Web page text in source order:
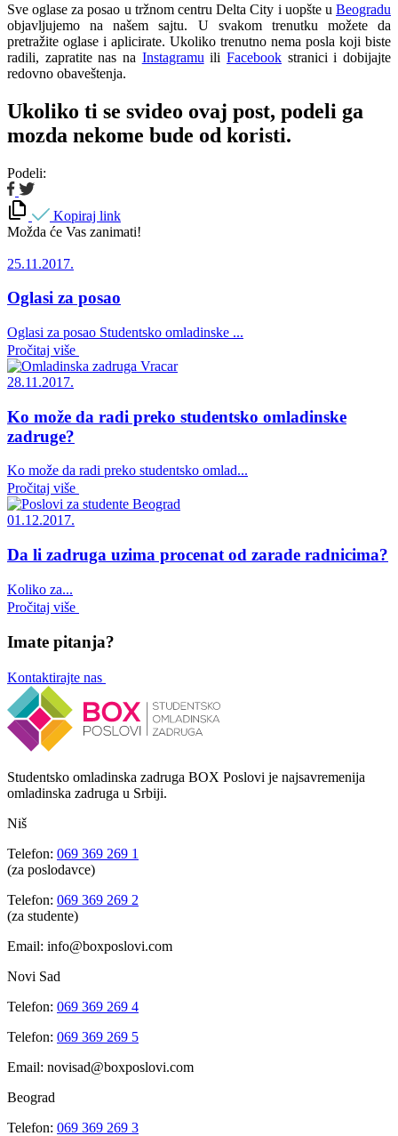
Sve oglase za posao u tržnom centru Delta City i uopšte u Beogradu
objavljujemo na našem sajtu. U svakom trenutku možete da
pretražite oglase i aplicirate. Ukoliko trenutno nema posla koji biste
radili, zapratite nas na Instagramu iliFacebook stranici i dobijajte
redovno obaveštenja.
Ukoliko ti se svideo ovaj post, podeli ga
mozda nekome bude od koristi.
Podeli:
Kopiraj link
Možda će Vas zanimati!
25.11.2017.
Oglasi za posao
Oglasi za posao Studentsko omladinske ...
Pročitaj više
28.11.2017.
Ko može da radi preko studentsko omladinske
zadruge?
Ko može da radi preko studentsko omlad...
Pročitaj više
01.12.2017.
Da li zadruga uzima procenat od zarade radnicima?
Koliko za...
Pročitaj više
Imate pitanja?
Kontaktirajte nas
Studentsko omladinska zadruga BOX Poslovi je najsavremenija
omladinska zadruga u Srbiji.
Niš
Telefon: 069 369 269 1
(za poslodavce)
Telefon: 069 369 269 2
(za studente)
Email: info@boxposlovi.com
Novi Sad
Telefon: 069 369 269 4
Telefon: 069 369 269 5
Email: novisad@boxposlovi.com
Beograd
Telefon: 069 369 269 3